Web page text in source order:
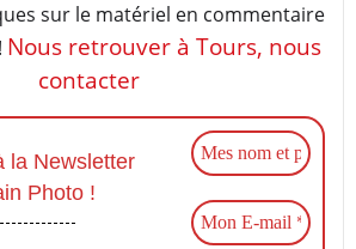
sur le matériel en commentaire
Nous retrouver à Tours, nous
contacter
la Newsletter
Photo !